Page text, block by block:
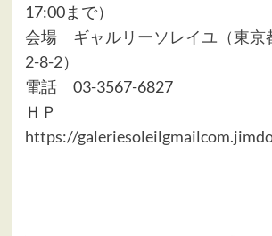
17:00まで）
会場 ギャルリーソレイユ（東京
2-8-2）
電話 03-3567-6827
ＨＰ
https://